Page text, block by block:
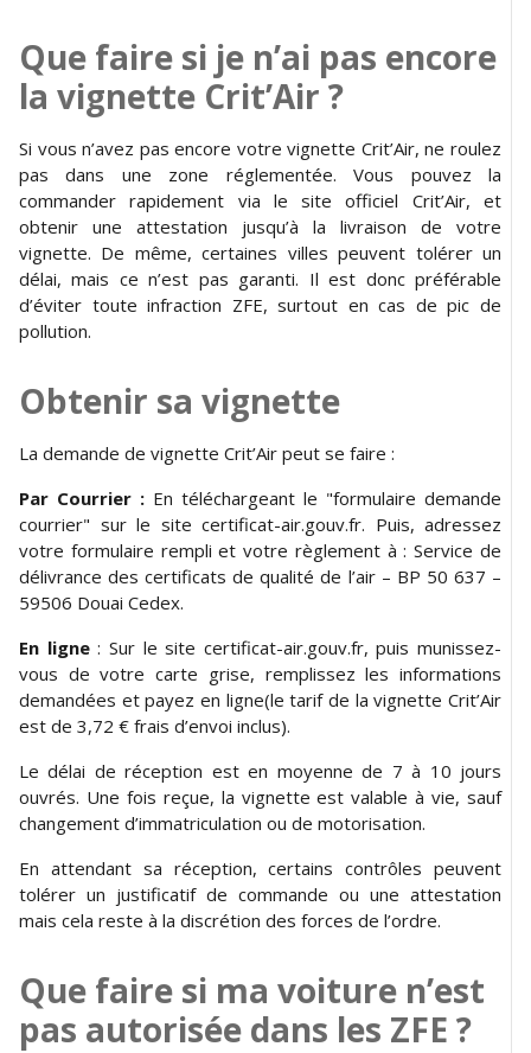
Que faire si je n’ai pas encore
la vignette Crit’Air ?
Si vous n’avez pas encore votre vignette Crit’Air, ne roulez
pas dans une zone réglementée. Vous pouvez la
commander rapidement via le site officiel Crit’Air, et
obtenir une attestation jusqu’à la livraison de votre
vignette. De même, certaines villes peuvent tolérer un
délai, mais ce n’est pas garanti. Il est donc préférable
d’éviter toute infraction ZFE, surtout en cas de pic de
pollution.
Obtenir sa vignette
La demande de vignette Crit’Air peut se faire :
Par Courrier : En téléchargeant le "formulaire demande
courrier" sur le site certificat-air.gouv.fr. Puis, adressez
votre formulaire rempli et votre règlement à : Service de
délivrance des certificats de qualité de l’air – BP 50 637 –
59506 Douai Cedex.
En ligne: Sur le site certificat-air.gouv.fr, puis munissez-
vous de votre carte grise, remplissez les informations
demandées et payez en ligne(le tarif de la vignette Crit’Air
est de 3,72 € frais d’envoi inclus).
Le délai de réception est en moyenne de 7 à 10 jours
ouvrés. Une fois reçue, la vignette est valable à vie, sauf
changement d’immatriculation ou de motorisation.
En attendant sa réception, certains contrôles peuvent
tolérer un justificatif de commande ou une attestation
mais cela reste à la discrétion des forces de l’ordre.
Que faire si ma voiture n’est
pas autorisée dans les ZFE ?